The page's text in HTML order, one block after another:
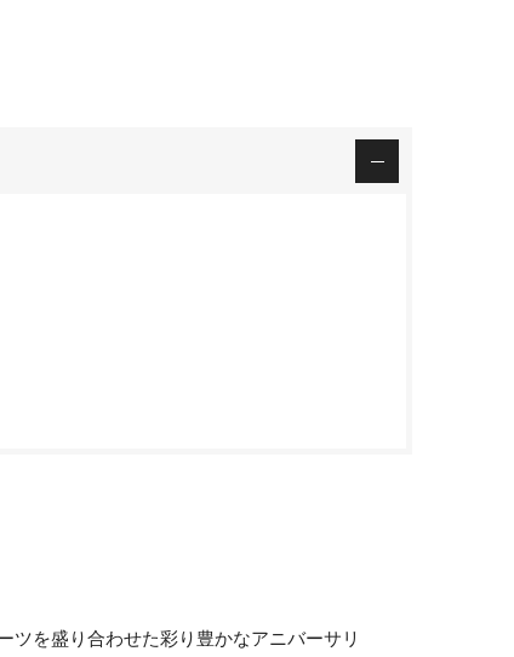
ツを盛り合わせた彩り豊かなアニバーサリ